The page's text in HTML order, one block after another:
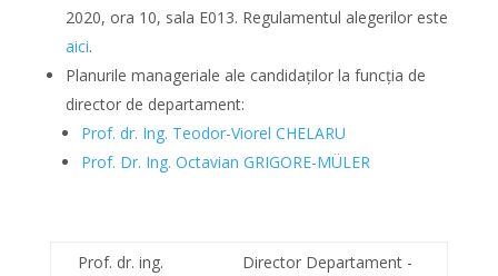
2020, ora 10, sala E013. Regulamentul alegerilor este
aici.
Planurile manageriale ale candidaților la funcția de
director de departament:
Prof. dr. Ing. Teodor-Viorel CHELARU
Prof. Dr. Ing. Octavian GRIGORE-MÜLER
Prof. dr. ing.
Director Departament -